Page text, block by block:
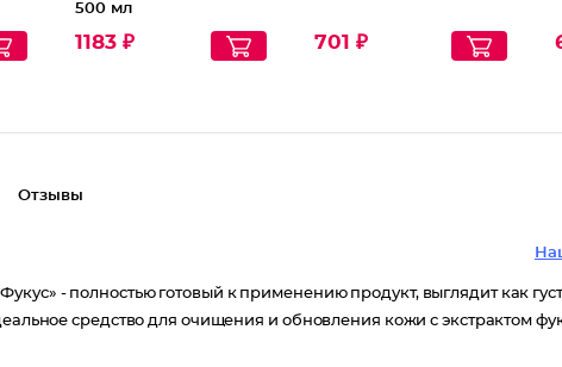
500 мл
1183 ₽ 701 ₽
Отзывы
- полностью готовый к применению продукт, выглядит как
средство для очищения и обновления кожи с экстрактом